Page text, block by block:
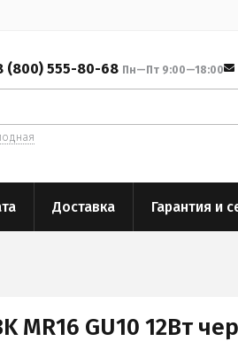
(800) 555-80-68 Пн—Пт 9:00—18:00
Доставка Гарантия и
MR16 GU10 12Вт